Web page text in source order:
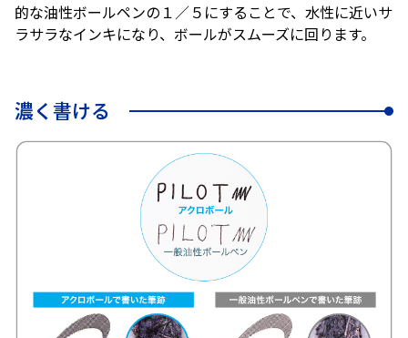
的な油性ボールペンの１／５にすることで、水性に近いサ
ラサラなインキになり、ボールがスムーズに回ります。
濃く書ける